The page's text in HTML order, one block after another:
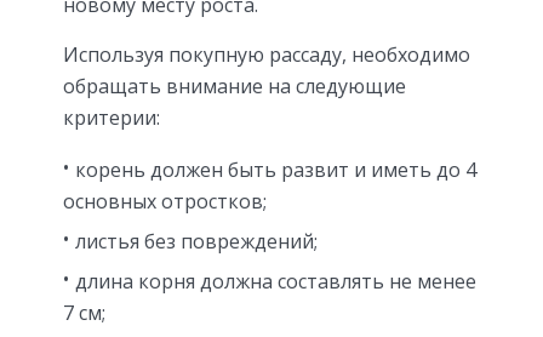
Используя покупную рассаду, необходимо
обращать внимание на следующие
критерии:
корень должен быть развит и иметь до 4
основных отростков;
листья без повреждений;
длина корня должна составлять не менее
7 см;